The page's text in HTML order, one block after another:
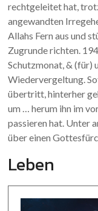
rechtgeleitet hat,
angewandten
Allahs Fern aus und
Zugrunde richten.
Schutzmonat, & (für)
Wiedervergeltung.
übertritt, hinterher
um … herum ihn im
passieren hat. Unter
über einen
Leben